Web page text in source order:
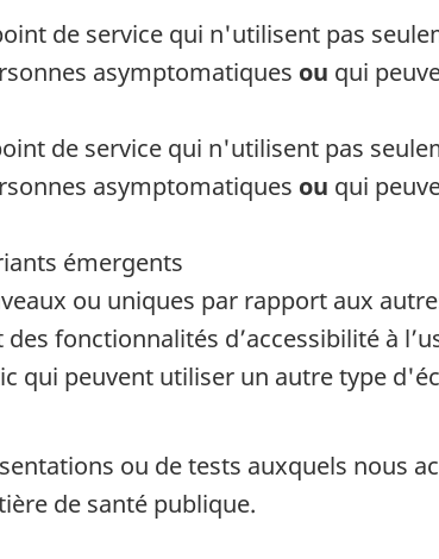
de service qui n'utilisent pas
asymptomatiques ou qui
de service qui n'utilisent pas
asymptomatiques ou qui
émergents
ou uniques par rapport aux
fonctionnalités d’accessibilité à
qui peuvent utiliser un autre type
ou de tests auxquels nous
de santé publique.